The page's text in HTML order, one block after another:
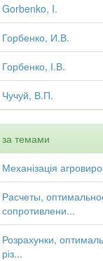
Gorbenko, I.
Горбенко, И.В.
Горбенко, І.В.
Чучуй, В.П.
за темами
Механізація
Расчеты,
сопротивлени...
Розрахунки,
різ...